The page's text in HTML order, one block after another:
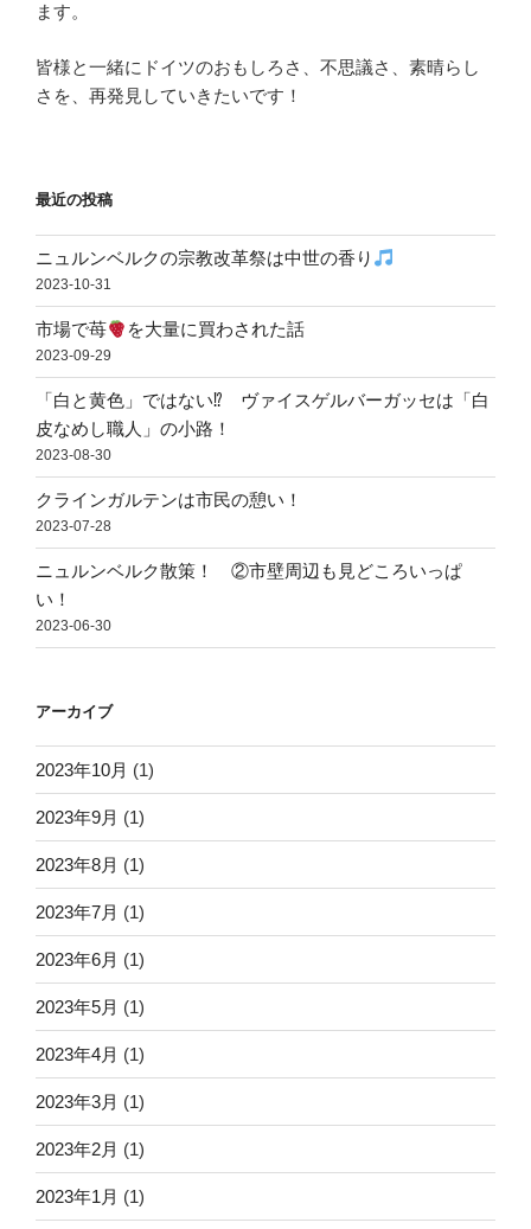
ます。
皆様と一緒にドイツのおもしろさ、不思議さ、素晴らし
さを、再発見していきたいです！
最近の投稿
ニュルンベルクの宗教改革祭は中世の香り
2023-10-31
市場で苺 を大量に買わされた話
2023-09-29
「白と黄色」ではない⁉ ヴァイスゲルバーガッセは「白
皮なめし職人」の小路！
2023-08-30
クラインガルテンは市民の憩い！
2023-07-28
ニュルンベルク散策！ ②市壁周辺も見どころいっぱ
い！
2023-06-30
アーカイブ
2023年10月 (1)
2023年9月 (1)
2023年8月 (1)
2023年7月 (1)
2023年6月 (1)
2023年5月 (1)
2023年4月 (1)
2023年3月 (1)
2023年2月 (1)
2023年1月 (1)